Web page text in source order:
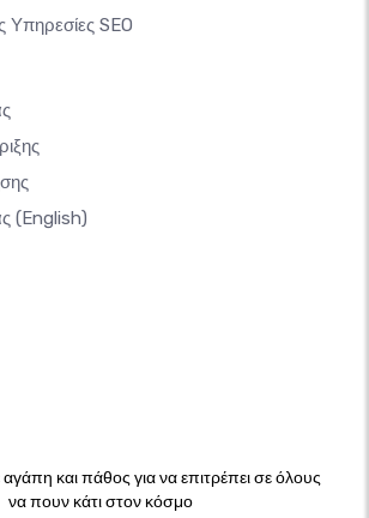
Υπηρεσίες SEO
(English)
και πάθος για να επιτρέπει σε όλους
να πουν κάτι στον κόσμο